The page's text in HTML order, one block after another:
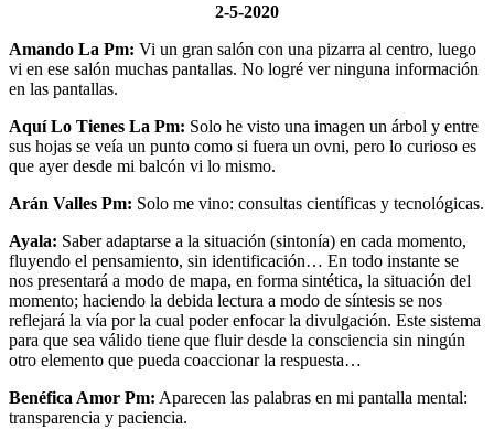
2-5-2020
Amando La Pm: Vi un gran salón con una pizarra al centro, luego
vi en ese salón muchas pantallas. No logré ver ninguna información
en las pantallas.
Aquí Lo Tienes La Pm: Solo he visto una imagen un árbol y entre
sus hojas se veía un punto como si fuera un ovni, pero lo curioso es
que ayer desde mi balcón vi lo mismo.
Arán Valles Pm: Solo me vino: consultas científicas y tecnológicas.
Ayala: Saber adaptarse a la situación (sintonía) en cada momento,
fluyendo el pensamiento, sin identificación… En todo instante se
nos presentará a modo de mapa, en forma sintética, la situación del
momento; haciendo la debida lectura a modo de síntesis se nos
reflejará la vía por la cual poder enfocar la divulgación. Este sistema
para que sea válido tiene que fluir desde la consciencia sin ningún
otro elemento que pueda coaccionar la respuesta…
Benéfica Amor Pm: Aparecen las palabras en mi pantalla mental:
transparencia y paciencia.